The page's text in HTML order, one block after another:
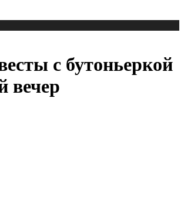
с бутоньеркой
вечер